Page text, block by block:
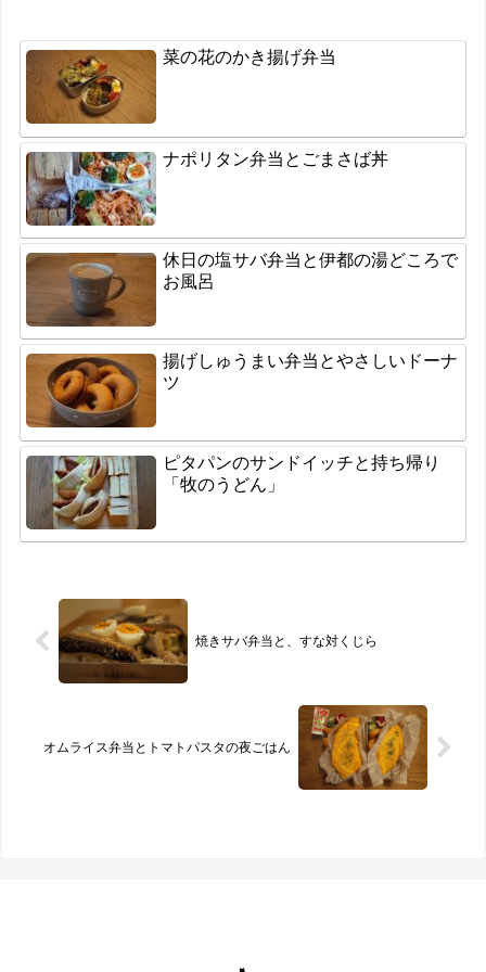
菜の花のかき揚げ弁当
ナポリタン弁当とごまさば丼
休日の塩サバ弁当と伊都の湯どころで
お風呂
揚げしゅうまい弁当とやさしいドーナ
ツ
ピタパンのサンドイッチと持ち帰り
「牧のうどん」
焼きサバ弁当と、すな対くじら
オムライス弁当とトマトパスタの夜ごはん